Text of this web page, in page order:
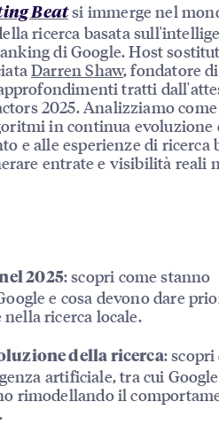
Beatsi immerge nel
ricerca basata
di Google. Host
Darren Shaw, fondatore di
tratti
2025. Analizziamo
in continua evoluzione
e alle esperienze di ricerca
entrate e visibilità reali
2025: scopri come stanno
e cosa devono dare
ricerca locale.
della ricerca: scopri
artificiale, tra cui
rimodellando il